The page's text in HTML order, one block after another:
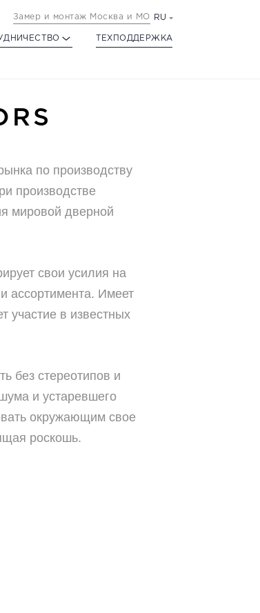
Замер и монтаж Москва и МО RU
ТЕХПОДДЕРЖКА
по производству
производстве
мировой дверной
свои усилия на
ассортимента. Имеет
участие в известных
без стереотипов и
и устаревшего
окружающим свое
роскошь.